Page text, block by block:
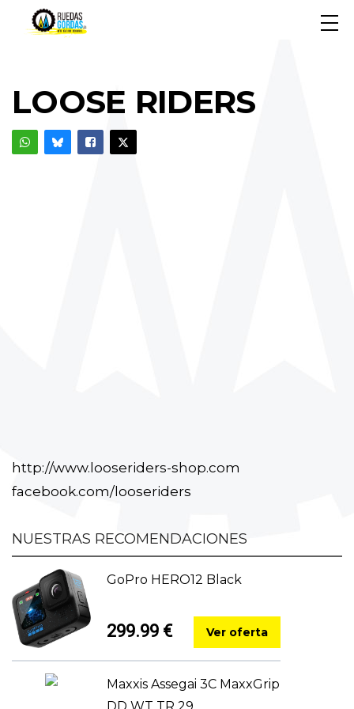
LOOSE RIDERS
http://www.looseriders-shop.com
facebook.com/looseriders
NUESTRAS RECOMENDACIONES
GoPro HERO12 Black
299.99 € Ver oferta
Maxxis Assegai 3C MaxxGrip